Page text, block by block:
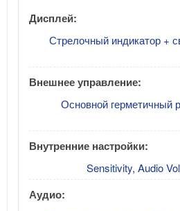
Дисплей:
Стрелочный индикатор +
Внешнее управление:
Основной герметичный
Внутренние настройки:
Sensitivity, Audio
Аудио: